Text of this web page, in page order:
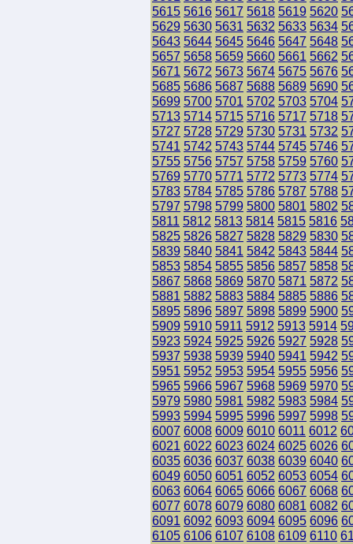
5615 5616 5617 5618 5619 5620
5629 5630 5631 5632 5633 5634
5643 5644 5645 5646 5647 5648
5657 5658 5659 5660 5661 5662
5671 5672 5673 5674 5675 5676
5685 5686 5687 5688 5689 5690
5699 5700 5701 5702 5703 5704
5713 5714 5715 5716 5717 5718
5727 5728 5729 5730 5731 5732
5741 5742 5743 5744 5745 5746
5755 5756 5757 5758 5759 5760
5769 5770 5771 5772 5773 5774
5783 5784 5785 5786 5787 5788
5797 5798 5799 5800 5801 5802
5811 5812 5813 5814 5815 5816
5825 5826 5827 5828 5829 5830
5839 5840 5841 5842 5843 5844
5853 5854 5855 5856 5857 5858
5867 5868 5869 5870 5871 5872
5881 5882 5883 5884 5885 5886
5895 5896 5897 5898 5899 5900
5909 5910 5911 5912 5913 5914
5923 5924 5925 5926 5927 5928
5937 5938 5939 5940 5941 5942
5951 5952 5953 5954 5955 5956
5965 5966 5967 5968 5969 5970
5979 5980 5981 5982 5983 5984
5993 5994 5995 5996 5997 5998
6007 6008 6009 6010 6011 6012
6021 6022 6023 6024 6025 6026
6035 6036 6037 6038 6039 6040
6049 6050 6051 6052 6053 6054
6063 6064 6065 6066 6067 6068
6077 6078 6079 6080 6081 6082
6091 6092 6093 6094 6095 6096
6105 6106 6107 6108 6109 6110